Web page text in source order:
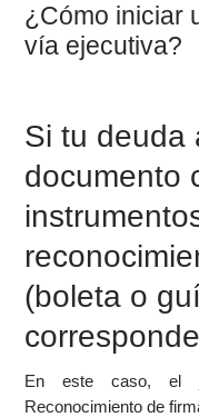
¿Cómo iniciar
vía ejecutiva?
Si tu deuda
documento
(boleta o
En este caso, el
Reconocimiento de